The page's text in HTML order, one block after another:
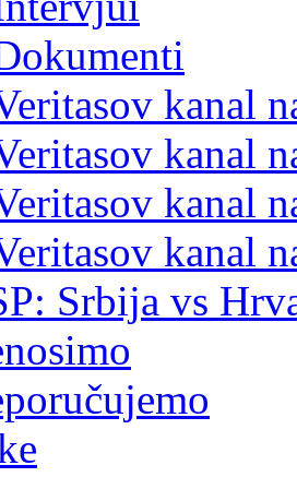
kanal
kanal
kanal
kanal
Srbija vs